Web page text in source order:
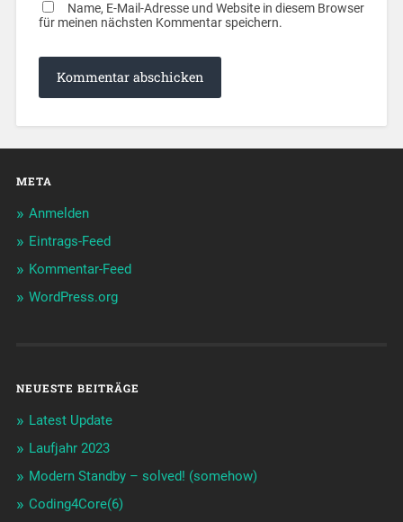
Name, E-Mail-Adresse und Website in diesem Browser
für meinen nächsten Kommentar speichern.
META
Anmelden
Eintrags-Feed
Kommentar-Feed
WordPress.org
NEUESTE BEITRÄGE
Latest Update
Laufjahr 2023
Modern Standby – solved! (somehow)
Coding4Core(6)